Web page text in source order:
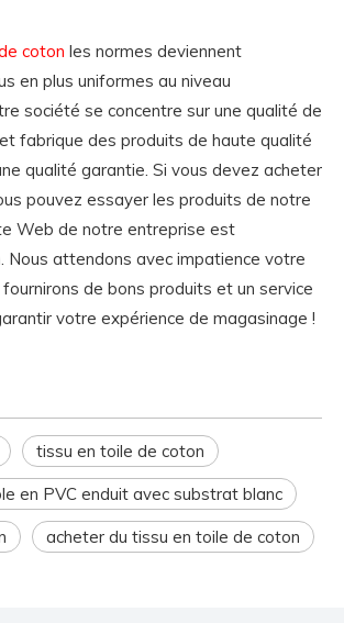
coton les normes deviennent
en plus uniformes au niveau
société se concentre sur une qualité de
fabrique des produits de haute qualité
qualité garantie. Si vous devez acheter
pouvez essayer les produits de notre
Web de notre entreprise est
Nous attendons avec impatience votre
de bons produits et un service
votre expérience de magasinage !
tissu en toile de coton
en PVC enduit avec substrat blanc
acheter du tissu en toile de coton